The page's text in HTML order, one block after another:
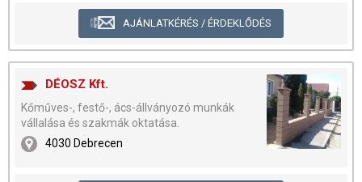
AJÁNLATKÉRÉS / ÉRDEKLŐDÉS
DÉOSZ Kft.
Kőműves-, festő-, ács-állványozó munkák
vállalása és szakmák oktatása.
4030 Debrecen